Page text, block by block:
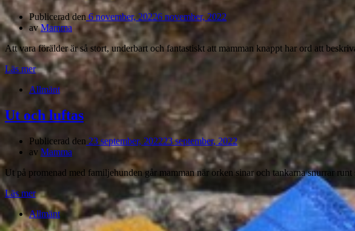
Publicerad den 6 november, 20226 november, 2022
avMamma
Att vara förälder är så stort, underbart och fantastiskt att mamman knappt har ord att
Läs mer
Allmänt
Ut och luftas
Publicerad den 23 september, 202223 september, 2022
av Mamma
Ut på promenad med familjehunden går mamman när orken sinar och tankarna snurrar
Läs mer
Allmänt